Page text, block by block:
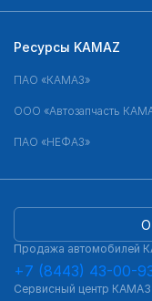
Продажа автомобилей
+7 (8443) 43-00-
Сервисный центр КАМАЗ
Ресурсы KAMAZ
ПАО «КАМАЗ»
ООО «Автозапчасть
ПАО «НЕФАЗ»